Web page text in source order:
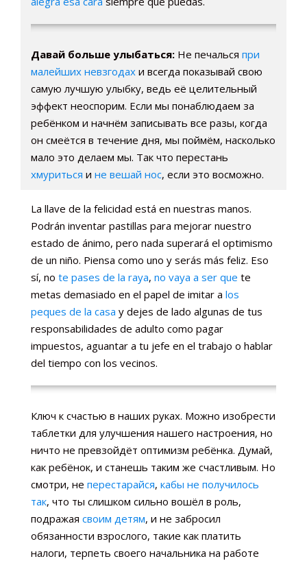
Давай больше улыбаться: Не печалься при
малейших невзгодах и всегда показывай свою
самую лучшую улыбку, ведь её целительный
эффект неоспорим. Если мы понаблюдаем за
ребёнком и начнём записывать все разы, когда
он смеётся в течение дня, мы поймём, насколько
мало это делаем мы. Так что перестань
хмуриться и не вешай нос, если это восможно.
La llave de la felicidad está en nuestras manos.
Podrán inventar pastillas para mejorar nuestro
estado de ánimo, pero nada superará el optimismo
de un niño. Piensa como uno y serás más feliz. Eso
sí, no te pases de la raya, no vaya a ser que te
metas demasiado en el papel de imitar a los
peques de la casa y dejes de lado algunas de tus
responsabilidades de adulto como pagar
impuestos, aguantar a tu jefe en el trabajo o hablar
del tiempo con los vecinos.
Ключ к счастью в наших руках. Можно изобрести
таблетки для улучшения нашего настроения, но
ничто не превзойдёт оптимизм ребёнка. Думай,
как ребёнок, и станешь таким же счастливым. Но
смотри, не перестарайся, кабы не получилось
так, что ты слишком сильно вошёл в роль,
подражая своим детям, и не забросил
обязанности взрослого, такие как платить
налоги, терпеть своего начальника на работе